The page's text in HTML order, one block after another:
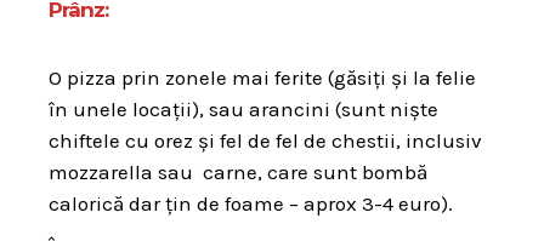
Prânz:
O pizza prin zonele mai ferite (găsiți și la felie
în unele locații), sau arancini (sunt niște
chiftele cu orez și fel de fel de chestii, inclusiv
mozzarella sau carne, care sunt bombă
calorică dar țin de foame – aprox 3-4 euro).